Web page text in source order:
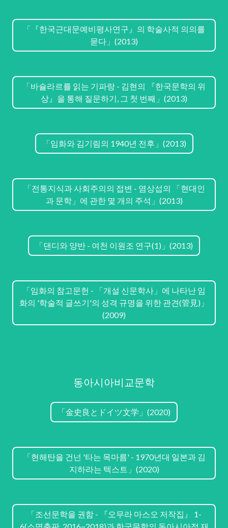
「『한국근대문예비평사연구』의 학술사적 의의를
묻다」(2013)
「바슐라르를 읽는 기파랑 - 김현의 『한국문학의 위
상』을 통해 질문하기, 그 첫 번째」(2013)
「임화와 김기림의 1940년 전후」(2013)
「전통지식과 사회주의의 접변 - 염상섭의 「현대인
과 문학」에 관한 몇 개의 주석」(2013)
「댄디와 양반 - 여천 이원조 연구(1)」(2013)
「임화의 참고문헌 - 「개설 신문학사」에 나타난 임
화의 '학술적 글쓰기'의 성격 규명을 위한 관견(管見)」
(2009)
동아시아비교문학
「金史良とドイツ文学」(2020)
「현해탄을 건넌 '타는 목마름' - 1970년대 일본과 김
지하라는 텍스트」(2020)
「조선문학을 권함 - 『오무라 마스오 저작집』 1-